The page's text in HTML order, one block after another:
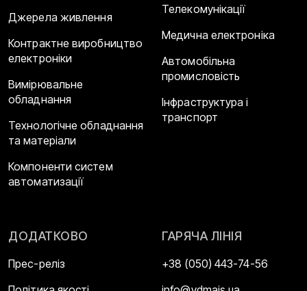
Джерела живлення
Контрактне виробництво
електроніки
Вимірювальне
обладнання
Технологічне обладнання
та матеріали
Компоненти систем
автоматизації
Телекомунікації
Медична електроніка
Автомобільна
промисловість
Інфраструктура і
транспорт
ДОДАТКОВО
Прес-реліз
ГАРЯЧА ЛІНІЯ
+38 (050) 443-74-56